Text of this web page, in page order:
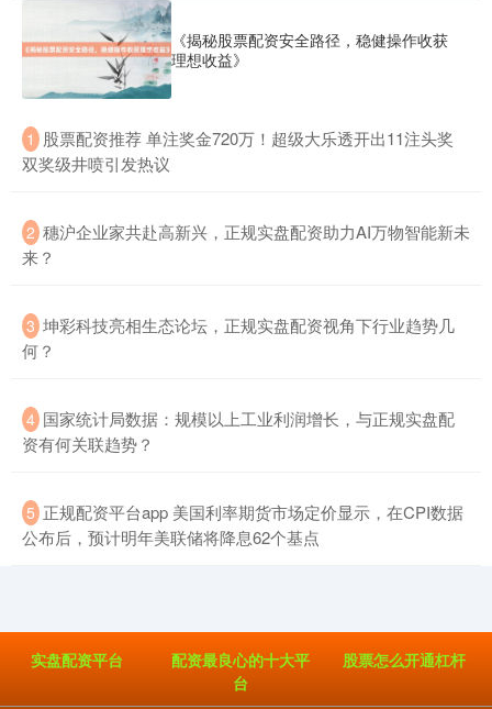
北证50 1134.24 +11.37 +1.01%
《揭秘股票配资安全路径，稳健操作收获
理想收益》
1 ​股票配资推荐 单注奖金720万！超级大乐透开出11注头奖
双奖级井喷引发热议
2 ​穗沪企业家共赴高新兴，正规实盘配资助力AI万物智能新未
来？
3 ​坤彩科技亮相生态论坛，正规实盘配资视角下行业趋势几
何？
4 ​国家统计局数据：规模以上工业利润增长，与正规实盘配
资有何关联趋势？
5 ​正规配资平台app 美国利率期货市场定价显示，在CPI数据
公布后，预计明年美联储将降息62个基点
实盘配资平台
配资最良心的十大平
台
股票怎么开通杠杆